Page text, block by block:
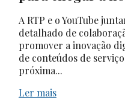
A RTP e o YouTube
detalhado de
promover a inovação
de conteúdos de
próxima...
Ler mais